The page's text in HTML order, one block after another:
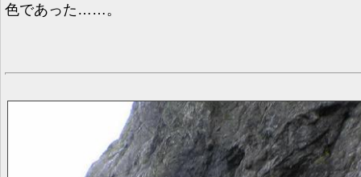
色であった……。